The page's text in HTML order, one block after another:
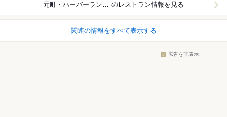
元町・ハーバーランド周辺 のレストラン情報を見る
関連の情報をすべて表示する
広告を非表示